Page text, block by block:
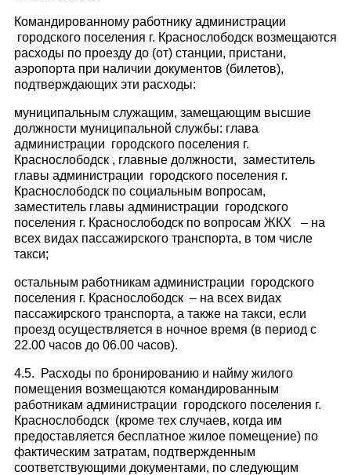
Командированному работнику администрации
городского поселения г. Краснослободск возмещаются
расходы по проезду до (от) станции, пристани,
аэропорта при наличии документов (билетов),
подтверждающих эти расходы:
муниципальным служащим, замещающим высшие
должности муниципальной службы: глава
администрации городского поселения г.
Краснослободск , главные должности, заместитель
главы администрации городского поселения г.
Краснослободск по социальным вопросам,
заместитель главы администрации городского
поселения г. Краснослободск по вопросам ЖКХ – на
всех видах пассажирского транспорта, в том числе
такси;
остальным работникам администрации городского
поселения г. Краснослободск – на всех видах
пассажирского транспорта, а также на такси, если
проезд осуществляется в ночное время (в период с
22.00 часов до 06.00 часов).
4.5. Расходы по бронированию и найму жилого
помещения возмещаются командированным
работникам администрации городского поселения г.
Краснослободск (кроме тех случаев, когда им
предоставляется бесплатное жилое помещение) по
фактическим затратам, подтвержденным
соответствующими документами, по следующим